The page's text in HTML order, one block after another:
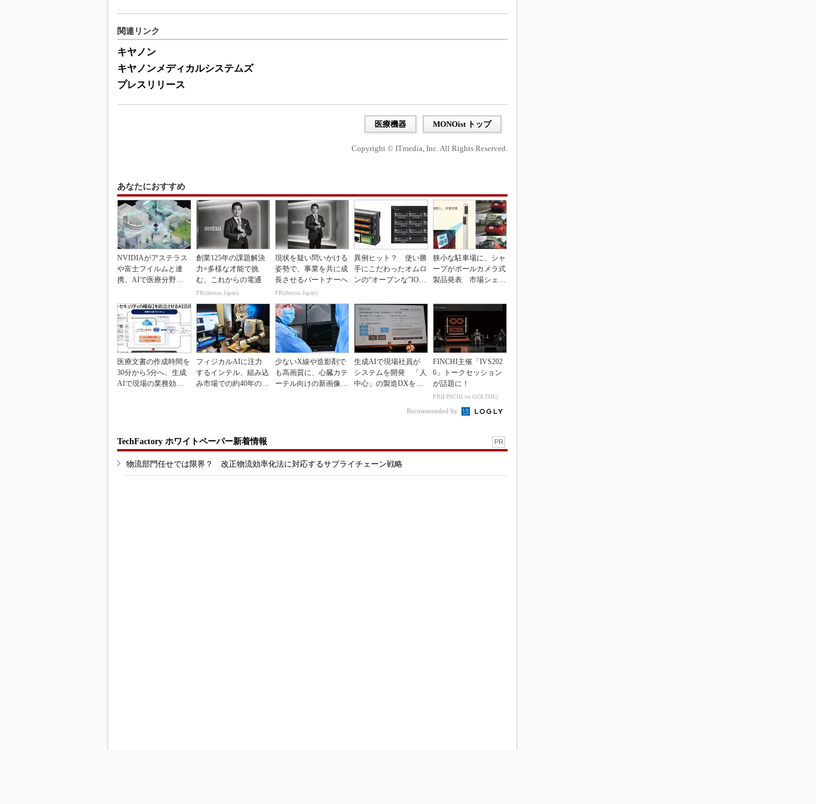
関連リンク
キヤノン
キヤノンメディカルシステムズ
プレスリリース
医療機器 MONOist トップ
Copyright © ITmedia, Inc. All Rights Reserved.
あなたにおすすめ
NVIDIAがアステラス
や富士フイルムと連
携、AIで医療分野支
創業125年の課題解決
力×多様な才能で挑
む、これからの電通
PR(dentsu Japan)
現状を疑い問いかける
姿勢で、事業を共に成
長させるパートナーへ
PR(dentsu Japan)
異例ヒット？ 使い勝
手にこだわったオムロ
ンの“オープンな”IO-L
狭小な駐車場に、シャ
ープがポールカメラ式
製品発表 市場シェア
医療文書の作成時間を
30分から5分へ、生成
AIで現場の業務効率
フィジカルAIに注力
するインテル、組み込
み市場での約40年の実
少ないX線や造影剤で
も高画質に、心臓カテ
ーテル向けの新画像技
生成AIで現場社員が
システムを開発 「人
中心」の製造DXを自
FINCHI主催「IVS202
6」トークセッション
が話題に！
PR(FINCHI on GOETHE)
Recommended by
TechFactory ホワイトペーパー新着情報 PR
物流部門任せでは限界？ 改正物流効率化法に対応するサプライチェーン戦略